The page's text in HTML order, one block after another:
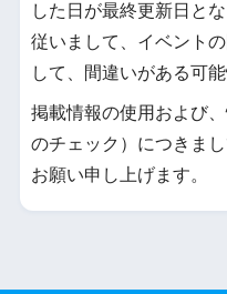
した日が最終更新日と
従いまして、イベント
して、間違いがある可
掲載情報の使用および
のチェック）につきま
お願い申し上げます。